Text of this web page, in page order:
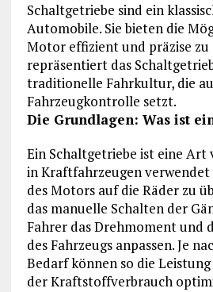
Schaltgetriebe sind ein
Automobile. Sie bieten die
Motor effizient und präzise zu
repräsentiert das
traditionelle Fahrkultur, die
Fahrzeugkontrolle setzt.
Die Grundlagen: Was ist
Ein Schaltgetriebe ist eine Art
in Kraftfahrzeugen
des Motors auf die Räder zu
das manuelle Schalten der
Fahrer das Drehmoment und
des Fahrzeugs anpassen. Je
Bedarf können so die
der Kraftstoffverbrauch